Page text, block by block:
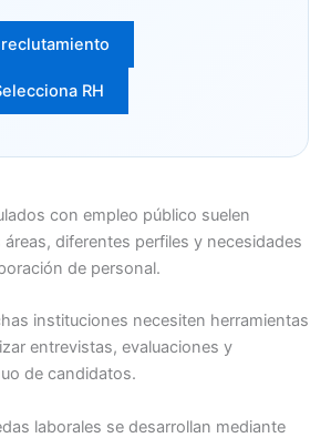
RH
con empleo público suelen
diferentes perfiles y necesidades
de personal.
instituciones necesiten herramientas
entrevistas, evaluaciones y
de candidatos.
laborales se desarrollan mediante